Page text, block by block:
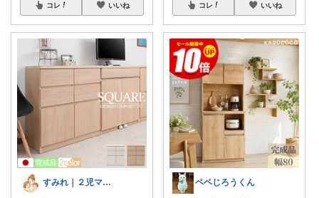
コレ いいね
すみれ｜２児ママの推しアイテム
コレ いいね
ペペじろうくん